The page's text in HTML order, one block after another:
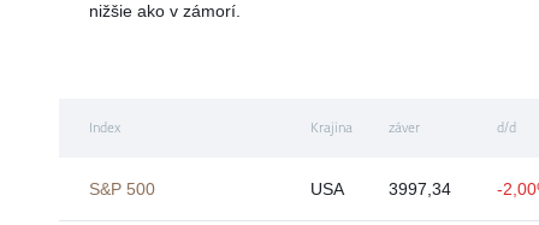
nižšie ako v zámorí.
Index Krajina záver d/d
S&P 500 USA 3997,34 -